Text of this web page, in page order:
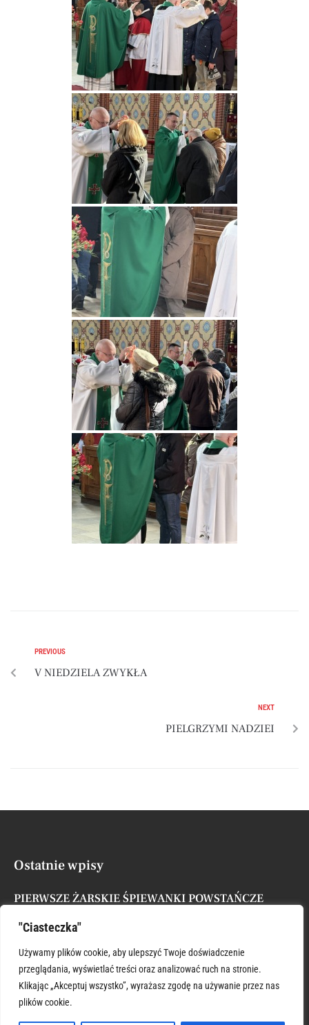
"Ciasteczka"
Używamy plików cookie, aby ulepszyć Twoje doświadczenie
przeglądania, wyświetlać treści oraz analizować ruch na stronie.
Klikając „Akceptuj wszystko”, wyrażasz zgodę na używanie przez nas
plików cookie.
PREVIOUS
V NIEDZIELA ZWYKŁA
NEXT
PIELGRZYMI NADZIEI
Ostatnie wpisy
PIERWSZE ŻARSKIE ŚPIEWANKI POWSTAŃCZE
XVII NIEDZIELA ZWYKŁA
Posted byAdministrator 26 lipca, 2026
ŚWIĘTY KRZYSZTOFIE WSPIERAJ
Posted byAdministrator 26 lipca, 2026